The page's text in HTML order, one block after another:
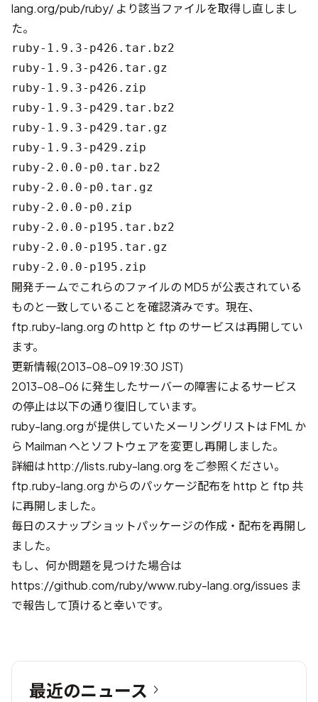
lang.org/pub/ruby/ より該当ファイルを取得し直しまし
た。
ruby-1.9.3-p426.tar.bz2
ruby-1.9.3-p426.tar.gz
ruby-1.9.3-p426.zip
ruby-1.9.3-p429.tar.bz2
ruby-1.9.3-p429.tar.gz
ruby-1.9.3-p429.zip
ruby-2.0.0-p0.tar.bz2
ruby-2.0.0-p0.tar.gz
ruby-2.0.0-p0.zip
ruby-2.0.0-p195.tar.bz2
ruby-2.0.0-p195.tar.gz
開発チームでこれらのファイルの MD5 が公表されている
ものと一致していることを確認済みです。現在、
ftp.ruby-lang.org の http と ftp のサービスは再開してい
ます。
更新情報(2013-08-09 19:30 JST)
2013-08-06 に発生したサーバーの障害によるサービス
の停止は以下の通り復旧しています。
ruby-lang.org が提供していたメーリングリストは FML か
ら Mailman へとソフトウェアを変更し再開しました。
詳細は http://lists.ruby-lang.org をご参照ください。
ftp.ruby-lang.org からのパッケージ配布を http と ftp 共
に再開しました。
毎日のスナップショットパッケージの作成・配布を再開し
ました。
もし、何か問題を見つけた場合は
https://github.com/ruby/www.ruby-lang.org/issues ま
で報告して頂けると幸いです。
最近のニュース